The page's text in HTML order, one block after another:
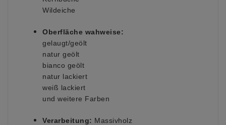
Wildeiche
Oberfläche wahweise:
gelaugt/geölt
natur geölt
bianco geölt
natur lackiert
weiß lackiert
und weitere Farben
Verarbeitung: Massivholz